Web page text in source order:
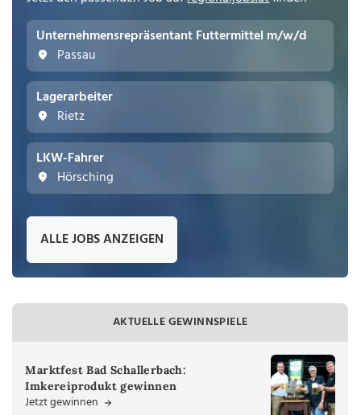
Unternehmensrepräsentant Futtermittel m/w/d
Passau
Lagerarbeiter
Rietz
LKW-Fahrer
Hörsching
ALLE JOBS ANZEIGEN
AKTUELLE GEWINNSPIELE
Marktfest Bad Schallerbach:
Imkereiprodukt gewinnen
Jetzt gewinnen